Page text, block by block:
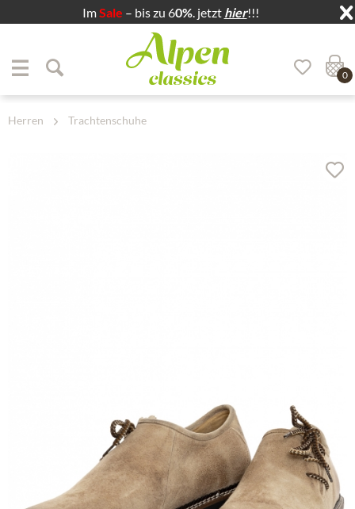
ImSale – bis zu 60%. jetzt hier!!!
Zum Hauptbereich springen
0
Herren Trachtenschuhe